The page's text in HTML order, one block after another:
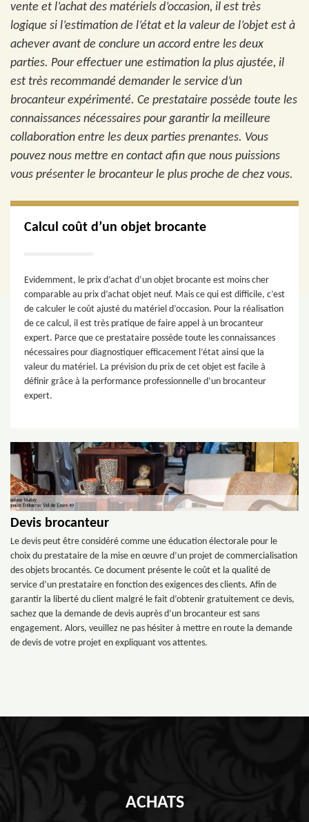
vente et l’achat des matériels d’occasion, il est très
logique si l’estimation de l’état et la valeur de l’objet est à
achever avant de conclure un accord entre les deux
parties. Pour effectuer une estimation la plus ajustée, il
est très recommandé demander le service d’un
brocanteur expérimenté. Ce prestataire possède toute les
connaissances nécessaires pour garantir la meilleure
collaboration entre les deux parties prenantes. Vous
pouvez nous mettre en contact afin que nous puissions
vous présenter le brocanteur le plus proche de chez vous.
Calcul coût d’un objet brocante
Evidemment, le prix d’achat d’un objet brocante est moins cher
comparable au prix d’achat objet neuf. Mais ce qui est difficile, c’est
de calculer le coût ajusté du matériel d’occasion. Pour la réalisation
de ce calcul, il est très pratique de faire appel à un brocanteur
expert. Parce que ce prestataire possède toute les connaissances
nécessaires pour diagnostiquer efficacement l’état ainsi que la
valeur du matériel. La prévision du prix de cet objet est facile à
définir grâce à la performance professionnelle d’un brocanteur
expert.
Devis brocanteur
Le devis peut être considéré comme une éducation électorale pour le
choix du prestataire de la mise en œuvre d’un projet de commercialisation
des objets brocantés. Ce document présente le coût et la qualité de
service d’un prestataire en fonction des exigences des clients. Afin de
garantir la liberté du client malgré le fait d’obtenir gratuitement ce devis,
sachez que la demande de devis auprès d’un brocanteur est sans
engagement. Alors, veuillez ne pas hésiter à mettre en route la demande
de devis de votre projet en expliquant vos attentes.
ACHATS